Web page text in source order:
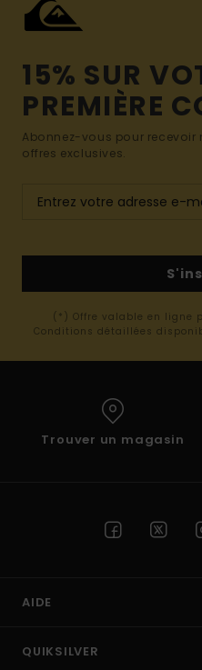
15% SUR
PREMIÈRE
Abonnez-vous pour recevoir
offres exclusives.
(*) Offre valable en ligne
Conditions détaillées
Trouver un magasin
AIDE
QUIKSILVER